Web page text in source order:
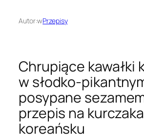
Autor:wPrzepisy
Chrupiące kawałki
w słodko-
posypane
przepis na
koreańsku